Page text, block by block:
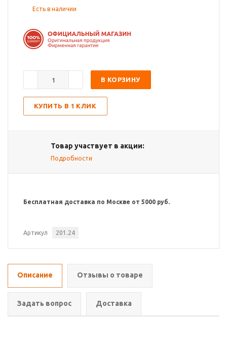
Есть в наличии
В КОРЗИНУ
КУПИТЬ В 1 КЛИК
Товар участвует в акции:
Подробности
Бесплатная доставка по Москве от 5000 руб.
Артикул 201.24
Описание Отзывы о товаре
Задать вопрос Доставка